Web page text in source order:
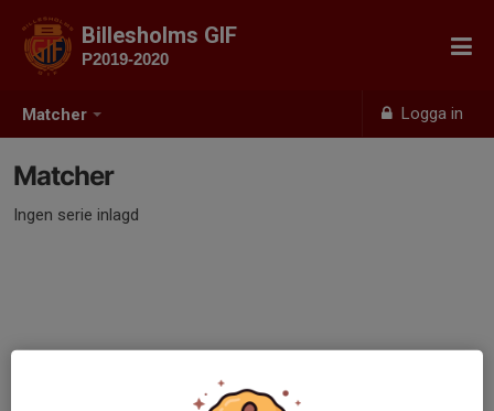
Matcher Logga in
Billesholms GIF
P2019-2020
Matcher
Ingen serie inlagd